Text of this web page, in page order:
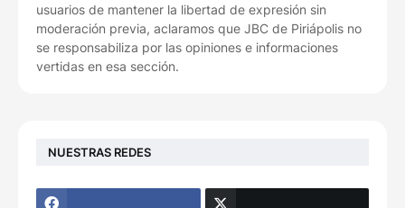
usuarios de mantener la libertad de expresión sin
moderación previa, aclaramos que JBC de Piriápolis no
se responsabiliza por las opiniones e informaciones
vertidas en esa sección.
NUESTRAS REDES